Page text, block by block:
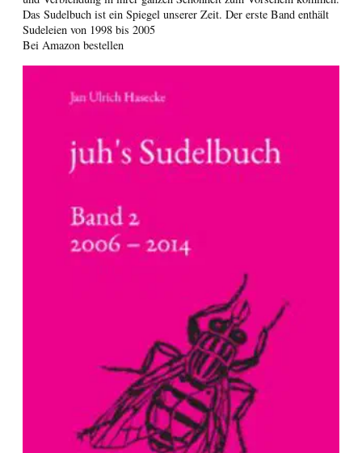
Das Sudelbuch ist ein Spiegel unserer Zeit. Der erste Band enthält
Sudeleien von 1998 bis 2005
Bei Amazon bestellen